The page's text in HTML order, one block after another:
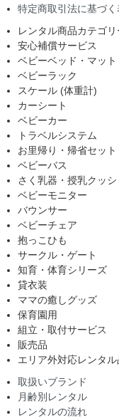
特定商取引法に基づく
レンタル商品カテゴリ
安心補償サービス
ベビーベッド・マット
ベビーラック
スケール (体重計)
カーシート
ベビーカー
トラベルシステム
お里帰り・帰省セット
ベビーバス
さく乳器・授乳クッシ
ベビーモニター
バウンサー
ベビーチェア
抱っこひも
サークル・ゲート
知育・体育シリーズ
貸衣装
ママの癒しグッズ
保育園用
組立・取付サービス
販売品
エリア外対応レンタル
取扱いブランド
月齢別レンタル
レンタルの流れ